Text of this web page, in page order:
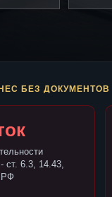
БЕЗ ДОКУМЕНТОВ
ст. 6.3, 14.43,
РФ